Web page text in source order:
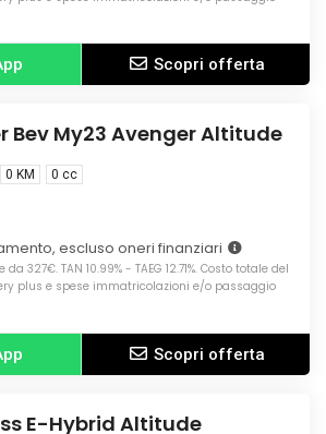
Scopri offerta
Bev My23 Avenger Altitude
0 KM 0 cc
escluso oneri finanziari
327€. TAN 10.99% - TAEG 12.71%. Costo totale del
plus e spese immatricolazioni e/o passaggio
Scopri offerta
E-Hybrid Altitude